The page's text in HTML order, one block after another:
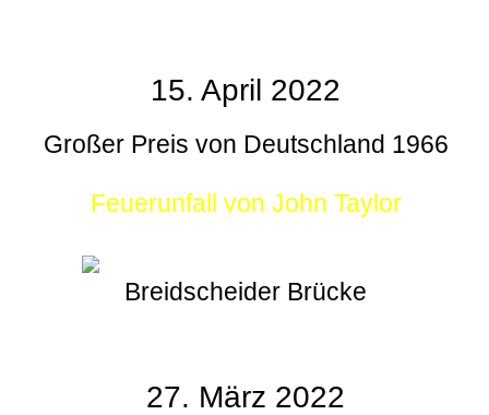
15. April 2022
Großer Preis von Deutschland 1966
Feuerunfall von John Taylor
Breidscheider Brücke
27. März 2022